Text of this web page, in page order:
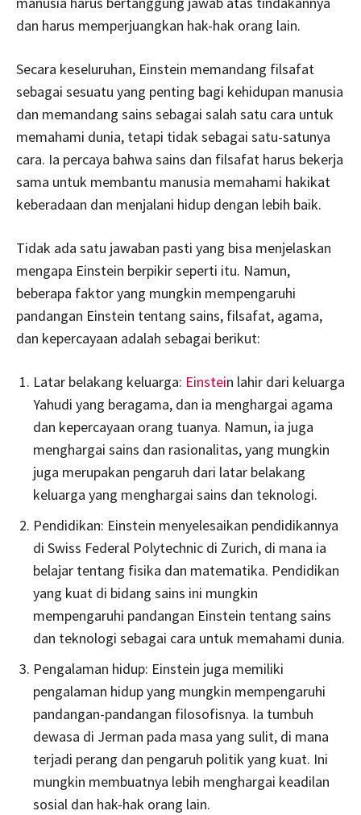
dan harus memperjuangkan hak-hak orang lain.
Secara keseluruhan, Einstein memandang filsafat
sebagai sesuatu yang penting bagi kehidupan manusia
dan memandang sains sebagai salah satu cara untuk
memahami dunia, tetapi tidak sebagai satu-satunya
cara. Ia percaya bahwa sains dan filsafat harus bekerja
sama untuk membantu manusia memahami hakikat
keberadaan dan menjalani hidup dengan lebih baik.
Tidak ada satu jawaban pasti yang bisa menjelaskan
mengapa Einstein berpikir seperti itu. Namun,
beberapa faktor yang mungkin mempengaruhi
pandangan Einstein tentang sains, filsafat, agama,
dan kepercayaan adalah sebagai berikut:
Latar belakang keluarga: Einstein lahir dari keluarga
Yahudi yang beragama, dan ia menghargai agama
dan kepercayaan orang tuanya. Namun, ia juga
menghargai sains dan rasionalitas, yang mungkin
juga merupakan pengaruh dari latar belakang
keluarga yang menghargai sains dan teknologi.
Pendidikan: Einstein menyelesaikan pendidikannya
di Swiss Federal Polytechnic di Zurich, di mana ia
belajar tentang fisika dan matematika. Pendidikan
yang kuat di bidang sains ini mungkin
mempengaruhi pandangan Einstein tentang sains
dan teknologi sebagai cara untuk memahami dunia.
Pengalaman hidup: Einstein juga memiliki
pengalaman hidup yang mungkin mempengaruhi
pandangan-pandangan filosofisnya. Ia tumbuh
dewasa di Jerman pada masa yang sulit, di mana
terjadi perang dan pengaruh politik yang kuat. Ini
mungkin membuatnya lebih menghargai keadilan
sosial dan hak-hak orang lain.